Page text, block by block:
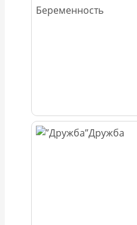
Беременность
Дружба